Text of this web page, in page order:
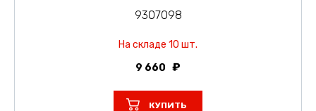
9307098
На складе 10 шт.
9 660
КУПИТЬ